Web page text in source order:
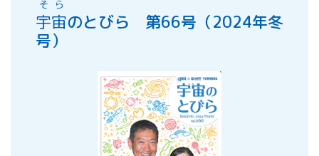
宇宙
そら
のとびら 第66号（2024年冬
号）